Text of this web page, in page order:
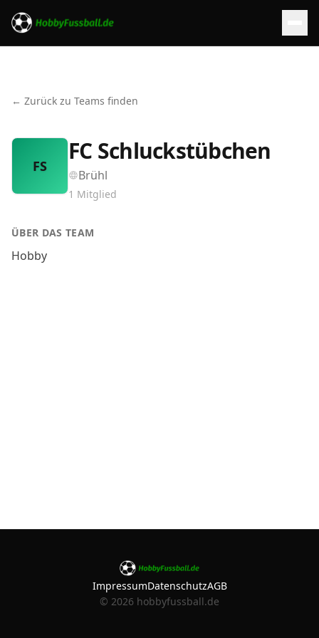
← Zurück zu Teams finden
FS
FC Schluckstübchen
Brühl
1 Mitglied
ÜBER DAS TEAM
Hobby
ImpressumDatenschutzAGB
© 2026 hobbyfussball.de